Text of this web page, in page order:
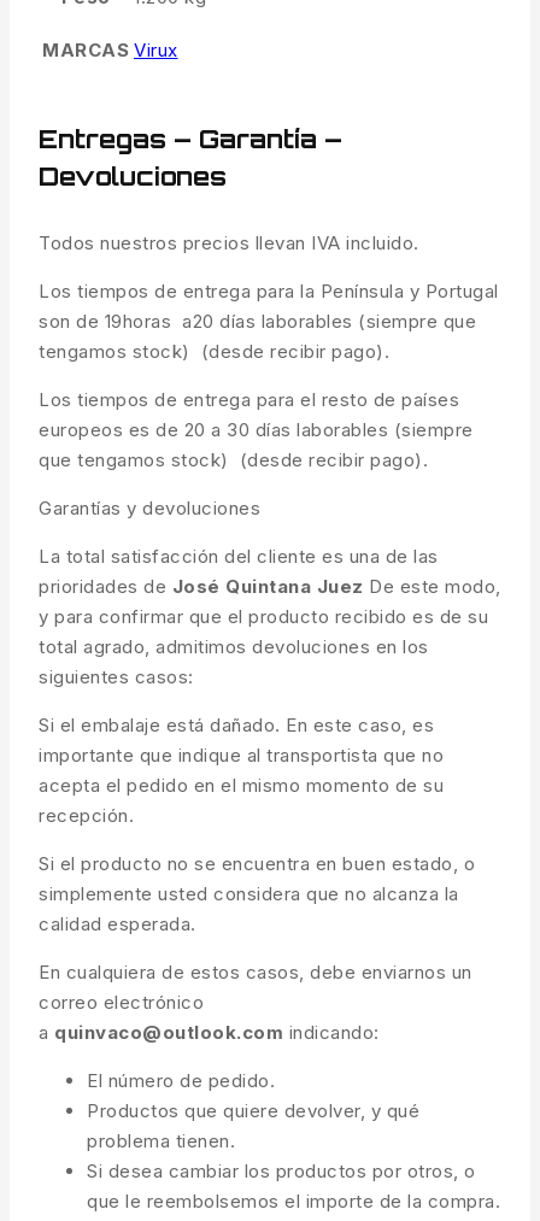
MARCAS Virux
Entregas – Garantía –
Devoluciones
Todos nuestros precios llevan IVA incluido.
Los tiempos de entrega para la Península y Portugal
son de 19horas a20 días laborables (siempre que
tengamos stock) (desde recibir pago).
Los tiempos de entrega para el resto de países
europeos es de 20 a 30 días laborables (siempre
que tengamos stock) (desde recibir pago).
Garantías y devoluciones
La total satisfacción del cliente es una de las
prioridades de José Quintana Juez De este modo,
y para confirmar que el producto recibido es de su
total agrado, admitimos devoluciones en los
siguientes casos:
Si el embalaje está dañado. En este caso, es
importante que indique al transportista que no
acepta el pedido en el mismo momento de su
recepción.
Si el producto no se encuentra en buen estado, o
simplemente usted considera que no alcanza la
calidad esperada.
En cualquiera de estos casos, debe enviarnos un
correo electrónico
a quinvaco@outlook.com indicando:
El número de pedido.
Productos que quiere devolver, y qué
problema tienen.
Si desea cambiar los productos por otros, o
que le reembolsemos el importe de la compra.